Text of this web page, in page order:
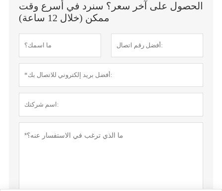
الحصول على آخر سعر؟ سنرد في أسرع وقت
ممكن (خلال 12 ساعة)